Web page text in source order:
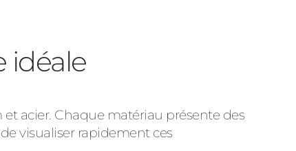
idéale
acier. Chaque matériau présente des
visualiser rapidement ces